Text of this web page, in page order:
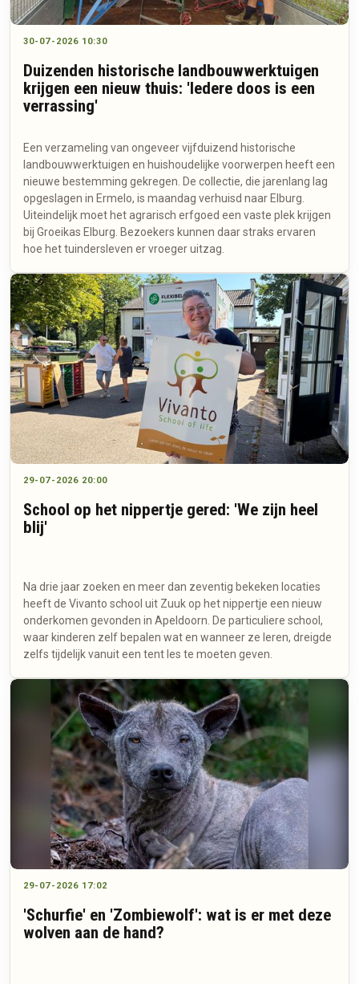
30-07-2026 10:30
Duizenden historische landbouwwerktuigen
krijgen een nieuw thuis: 'Iedere doos is een
verrassing'
Een verzameling van ongeveer vijfduizend historische
landbouwwerktuigen en huishoudelijke voorwerpen heeft een
nieuwe bestemming gekregen. De collectie, die jarenlang lag
opgeslagen in Ermelo, is maandag verhuisd naar Elburg.
Uiteindelijk moet het agrarisch erfgoed een vaste plek krijgen
bij Groeikas Elburg. Bezoekers kunnen daar straks ervaren
hoe het tuindersleven er vroeger uitzag.
29-07-2026 20:00
School op het nippertje gered: 'We zijn heel
blij'
Na drie jaar zoeken en meer dan zeventig bekeken locaties
heeft de Vivanto school uit Zuuk op het nippertje een nieuw
onderkomen gevonden in Apeldoorn. De particuliere school,
waar kinderen zelf bepalen wat en wanneer ze leren, dreigde
zelfs tijdelijk vanuit een tent les te moeten geven.
29-07-2026 17:02
'Schurfie' en 'Zombiewolf': wat is er met deze
wolven aan de hand?